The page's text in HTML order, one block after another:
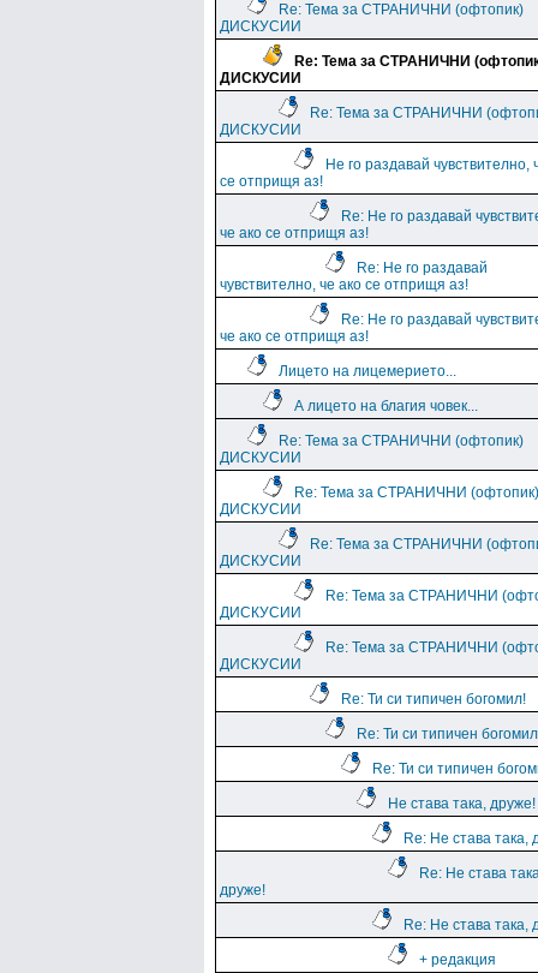
Re: Тема за СТРАНИЧНИ (офтопик)
ДИСКУСИИ
Re: Тема за СТРАНИЧНИ
ДИСКУСИИ
Re: Тема за СТРАНИЧНИ
ДИСКУСИИ
Не го раздавай чувствително,
се отприщя аз!
Re: Не го раздавай
че ако се отприщя аз!
Re: Не го раздавай
чувствително, че ако се отприщя аз!
Re: Не го раздавай
че ако се отприщя аз!
Лицето на лицемерието...
А лицето на благия човек...
Re: Тема за СТРАНИЧНИ (офтопик)
ДИСКУСИИ
Re: Тема за СТРАНИЧНИ (офтопик)
ДИСКУСИИ
Re: Тема за СТРАНИЧНИ
ДИСКУСИИ
Re: Тема за СТРАНИЧНИ
ДИСКУСИИ
Re: Тема за СТРАНИЧНИ
ДИСКУСИИ
Re: Ти си типичен богомил!
Re: Ти си типичен
Re: Ти си типичен
Не става така, друже!
Re: Не става така,
Re: Не става
друже!
Re: Не става така,
+ редакция